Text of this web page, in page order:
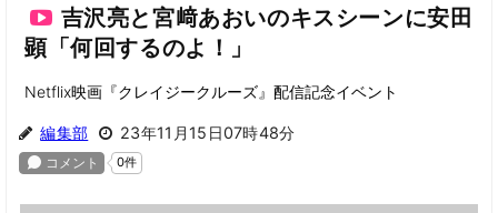
吉沢亮と宮﨑あおいのキスシーンに安田
顕「何回するのよ！」
Netflix映画『クレイジークルーズ』配信記念イベント
編集部 23年11月15日07時48分